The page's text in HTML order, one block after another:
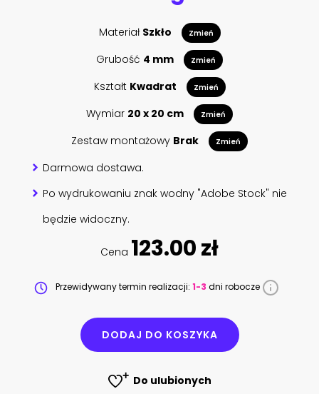
Materiał Szkło Zmień
Grubość 4 mm Zmień
Kształt Kwadrat Zmień
Wymiar 20 x 20 cm Zmień
Zestaw montażowy Brak Zmień
Darmowa dostawa.
Po wydrukowaniu znak wodny "Adobe Stock" nie
będzie widoczny.
Cena 123.00 zł
Przewidywany termin realizacji: 1-3 dni robocze
DODAJ DO KOSZYKA
Do ulubionych